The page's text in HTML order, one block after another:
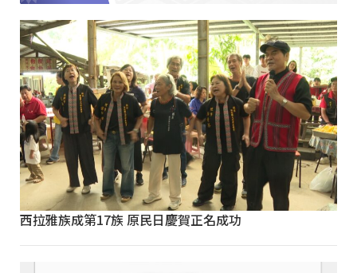
西拉雅族成第17族 原民日慶賀正名成功